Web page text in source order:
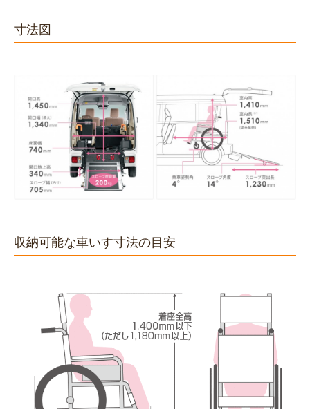
寸法図
収納可能な車いす寸法の目安